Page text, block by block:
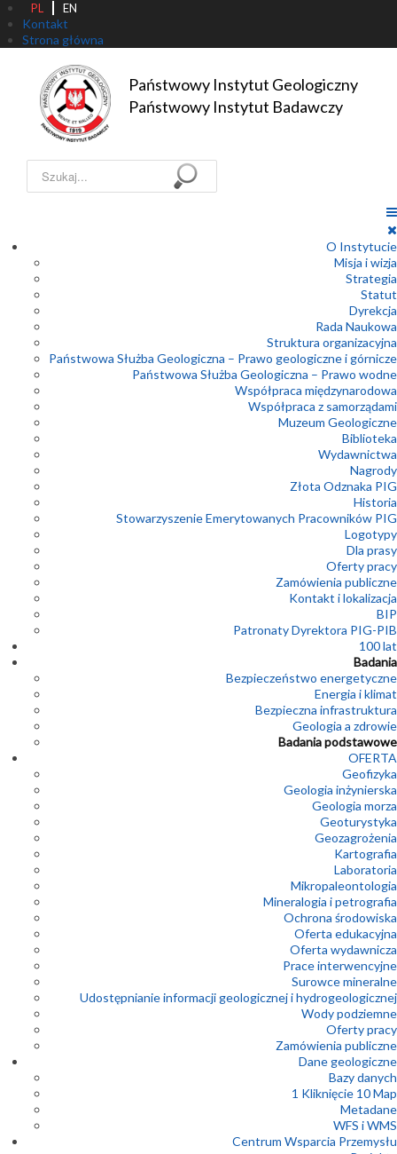
PL EN
Kontakt
Strona główna
Państwowy Instytut Geologiczny
Państwowy Instytut Badawczy
Szukaj...
O Instytucie
Misja i wizja
Strategia
Statut
Dyrekcja
Rada Naukowa
Struktura organizacyjna
Państwowa Służba Geologiczna – Prawo geologiczne i górnicze
Państwowa Służba Geologiczna – Prawo wodne
Współpraca międzynarodowa
Współpraca z samorządami
Muzeum Geologiczne
Biblioteka
Wydawnictwa
Nagrody
Złota Odznaka PIG
Historia
Stowarzyszenie Emerytowanych Pracowników PIG
Logotypy
Dla prasy
Oferty pracy
Zamówienia publiczne
Kontakt i lokalizacja
BIP
Patronaty Dyrektora PIG-PIB
100 lat
Badania
Bezpieczeństwo energetyczne
Energia i klimat
Bezpieczna infrastruktura
Geologia a zdrowie
Badania podstawowe
OFERTA
Geofizyka
Geologia inżynierska
Geologia morza
Geoturystyka
Geozagrożenia
Kartografia
Laboratoria
Mikropaleontologia
Mineralogia i petrografia
Ochrona środowiska
Oferta edukacyjna
Oferta wydawnicza
Prace interwencyjne
Surowce mineralne
Udostępnianie informacji geologicznej i hydrogeologicznej
Wody podziemne
Oferty pracy
Zamówienia publiczne
Dane geologiczne
Bazy danych
1 Kliknięcie 10 Map
Metadane
WFS i WMS
Centrum Wsparcia Przemysłu